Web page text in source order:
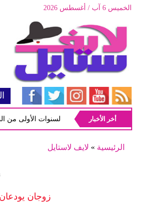
الخميس 6 آب / أغسطس 2026
أبرز المشاكل شيوعاً في السنوات الأولى من الزواج
أخر الأخبار
الرئيسية » لايف لاستايل
زوجان يودعان الحياة بفارق 26